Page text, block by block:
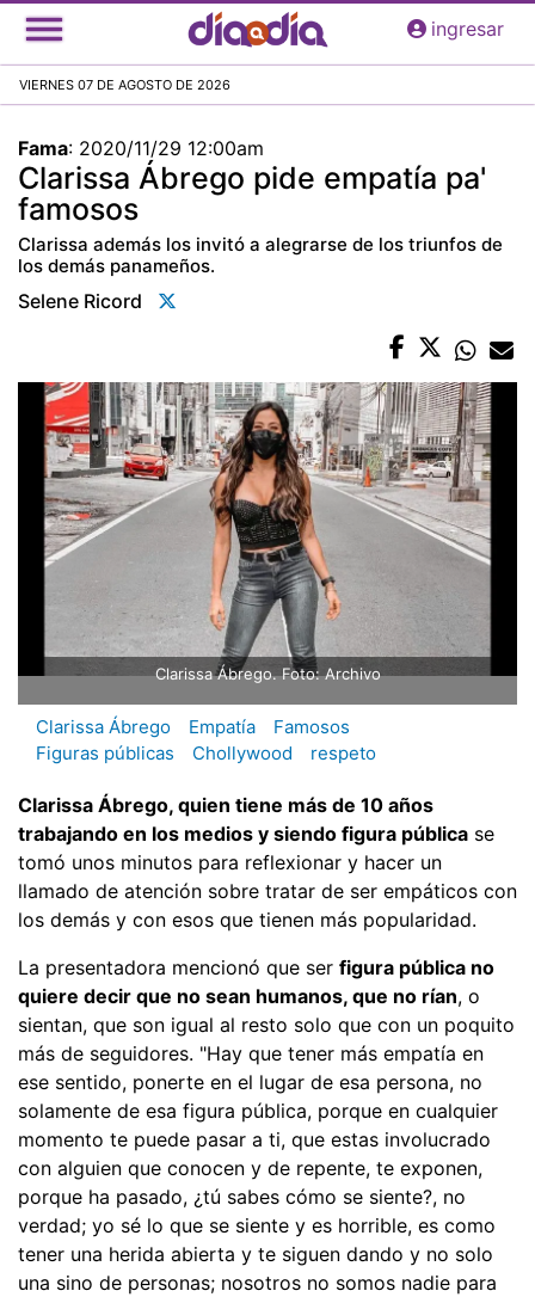
Pasar
al
principal
ingresar
VIERNES 07 DE AGOSTO DE 2026
Fama: 2020/11/29 12:00am
Clarissa Ábrego pide empatía pa'
famosos
Clarissa además los invitó a alegrarse de los triunfos de
los demás panameños.
Selene Ricord
Clarissa Ábrego. Foto: Archivo
Clarissa Ábrego Empatía
Famosos
Figuras públicas
Chollywood respeto
Clarissa Ábrego, quien tiene más de 10 años
trabajando en los medios y siendo figura pública se
tomó unos minutos para reflexionar y hacer un
llamado de atención sobre tratar de ser empáticos con
los demás y con esos que tienen más popularidad.
La presentadora mencionó que ser figura pública no
quiere decir que no sean humanos, que no rían, o
sientan, que son igual al resto solo que con un poquito
más de seguidores. "Hay que tener más empatía en
ese sentido, ponerte en el lugar de esa persona, no
solamente de esa figura pública, porque en cualquier
momento te puede pasar a ti, que estas involucrado
con alguien que conocen y de repente, te exponen,
porque ha pasado, ¿tú sabes cómo se siente?, no
verdad; yo sé lo que se siente y es horrible, es como
tener una herida abierta y te siguen dando y no solo
una sino de personas; nosotros no somos nadie para